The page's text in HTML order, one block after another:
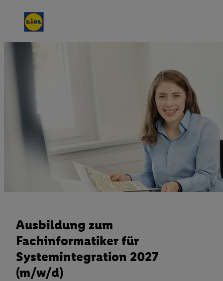
Ausbildung zum
Fachinformatiker für
Systemintegration 2027
(m/w/d)